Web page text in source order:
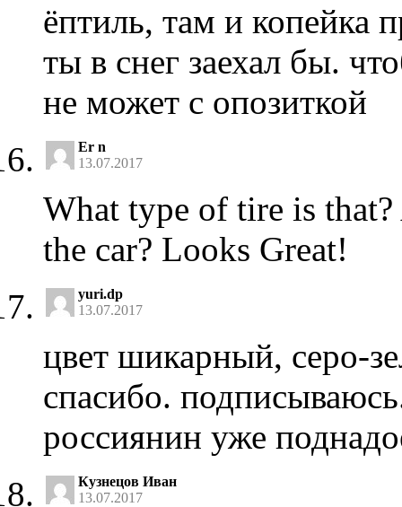
ёптиль, там и копейка
ты в снег заехал бы.
не может с опозиткой
Er n
13.07.2017
What type of tire is that?
the car? Looks Great!
yuri.dp
13.07.2017
цвет шикарный, серо-
спасибо.
россиянин уже
Кузнецов Иван
13.07.2017